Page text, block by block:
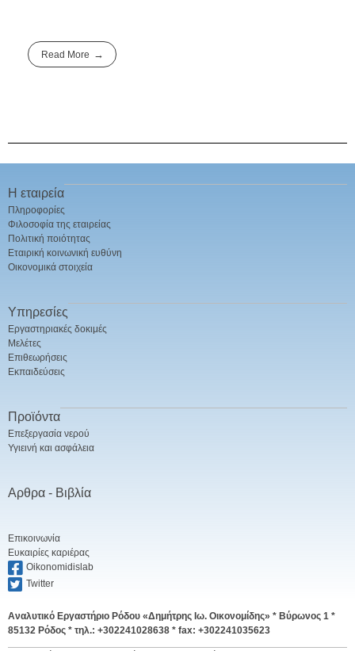
Read More
Η εταιρεία
Πληροφορίες
Φιλοσοφία της εταιρείας
Πολιτική ποιότητας
Εταιρική κοινωνική ευθύνη
Οικονομικά στοιχεία
Υπηρεσίες
Εργαστηριακές δοκιμές
Μελέτες
Επιθεωρήσεις
Εκπαιδεύσεις
Προϊόντα
Επεξεργασία νερού
Υγιεινή και ασφάλεια
Αρθρα - Βιβλία
Επικοινωνία
Ευκαιρίες καριέρας
Oikonomidislab
Twitter
Αναλυτικό Εργαστήριο Ρόδου «Δημήτρης Ιω. Οικονομίδης» * Βύρωνος 1 *
85132 Ρόδος * τηλ.: +302241028638 * fax: +302241035623